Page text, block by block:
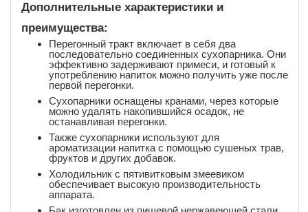
Дополнительные характеристики и
преимущества:
Перегонный тракт включает в себя два
последовательно соединенных сухопарника. Они
эффективно задерживают примеси, и готовый к
употреблению напиток можно получить уже после
первой перегонки.
Сухопарники оснащены кранами, через которые
можно удалять накопившийся осадок, не
останавливая перегонки.
Также сухопарники используют для
ароматизации напитка с помощью сушеных трав,
фруктов и других добавок.
Холодильник с пятивитковым змеевиком
обеспечивает высокую производительность
аппарата.